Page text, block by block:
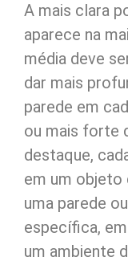
A mais clara
aparece na
média deve
dar mais
parede em
ou mais forte
destaque,
em um objeto
uma parede
específica,
um ambiente